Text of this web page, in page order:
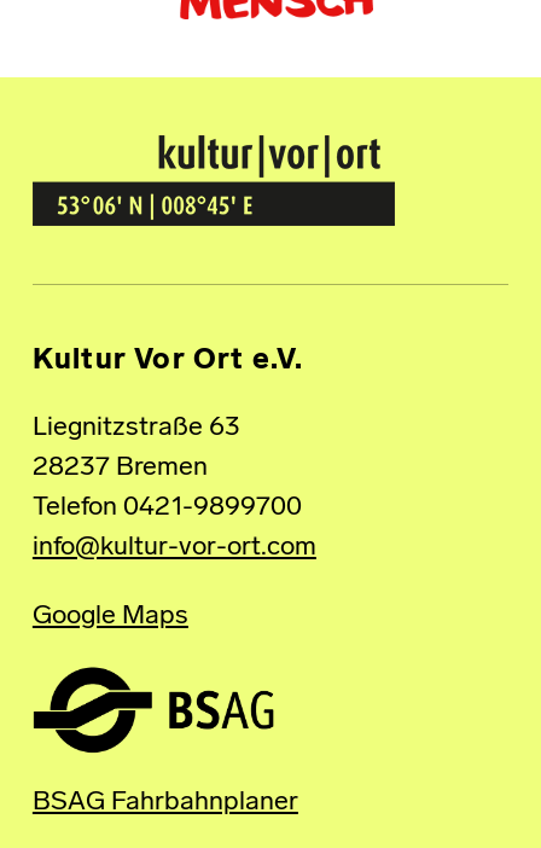
Kultur Vor Ort
BREMEN GRÖPELINGEN
Kultur Vor Ort e.V.
Liegnitzstraße 63
28237 Bremen
Telefon 0421-9899700
info@kultur-vor-ort.com
Google Maps
BSAG Fahrbahnplaner